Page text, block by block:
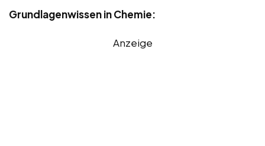
Grundlagenwissen in Chemie:
Anzeige